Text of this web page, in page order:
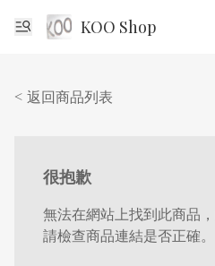
KOO Shop
< 返回商品列表
很抱歉
無法在網站上找到此商品
請檢查商品連結是否正確。